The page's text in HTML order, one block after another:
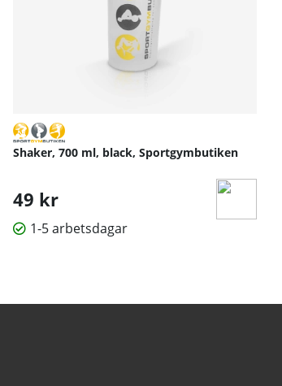
Shaker, 700 ml, black, Sportgymbutiken
49 kr
1-5 arbetsdagar